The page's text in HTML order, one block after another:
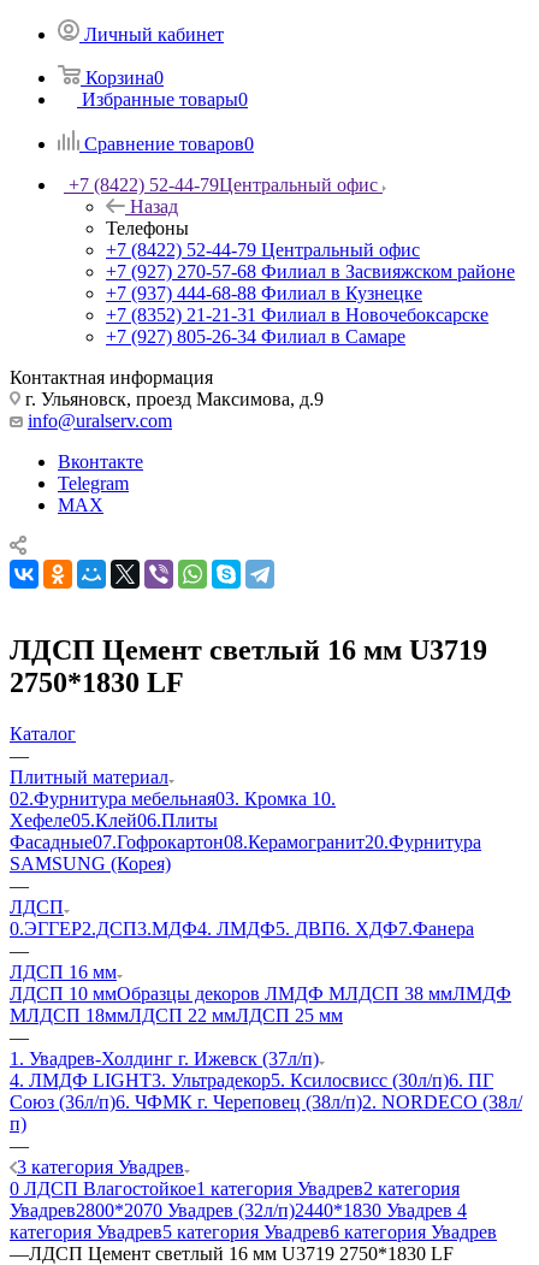
Личный кабинет
Корзина0
Избранные товары0
Сравнение товаров0
+7 (8422) 52-44-79Центральный офис
Назад
Телефоны
+7 (8422) 52-44-79 Центральный офис
+7 (927) 270-57-68 Филиал в Засвияжском районе
+7 (937) 444-68-88 Филиал в Кузнецке
+7 (8352) 21-21-31 Филиал в Новочебоксарске
+7 (927) 805-26-34 Филиал в Самаре
Контактная информация
г. Ульяновск, проезд Максимова, д.9
info@uralserv.com
Вконтакте
Telegram
MAX
ЛДСП Цемент светлый 16 мм U3719
2750*1830 LF
Каталог
—
Плитный материал
02.Фурнитура мебельная03. Кромка 10.
Хефеле05.Клей06.Плиты
Фасадные07.Гофрокартон08.Керамогранит20.Фурнитура
SAMSUNG (Корея)
—
ЛДСП
0.ЭГГЕР2.ДСП3.МДФ4. ЛМДФ5. ДВП6. ХДФ7.Фанера
—
ЛДСП 16 мм
ЛДСП 10 ммОбразцы декоров ЛМДФ МЛДСП 38 ммЛМДФ
МЛДСП 18ммЛДСП 22 ммЛДСП 25 мм
—
1. Увадрев-Холдинг г. Ижевск (37л/п)
4. ЛМДФ LIGHT3. Ультрадекор5. Ксилосвисс (30л/п)6. ПГ
Союз (36л/п)6. ЧФМК г. Череповец (38л/п)2. NORDECO (38л/
п)
—
3 категория Увадрев
0 ЛДСП Влагостойкое1 категория Увадрев2 категория
Увадрев2800*2070 Увадрев (32л/п)2440*1830 Увадрев 4
категория Увадрев5 категория Увадрев6 категория Увадрев
—ЛДСП Цемент светлый 16 мм U3719 2750*1830 LF